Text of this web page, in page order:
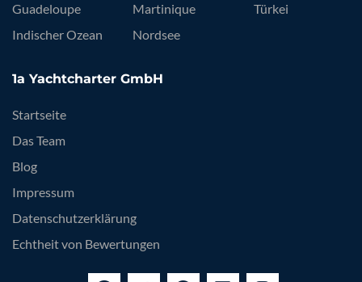
Guadeloupe
Indischer Ozean
Martinique
Nordsee
Türkei
1a Yachtcharter GmbH
Startseite
Das Team
Blog
Impressum
Datenschutzerklärung
Echtheit von Bewertungen